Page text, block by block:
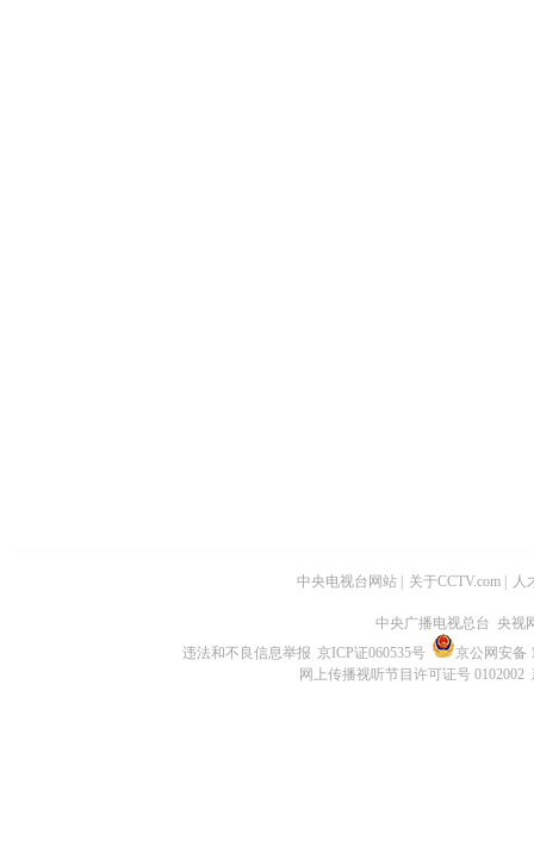
中央电视台网站 关于CCTV.com 人
中央广播电视总台 央视
违法和不良信息举报 京ICP证060535号
京公网安备
网上传播视听节目许可证号 0102002